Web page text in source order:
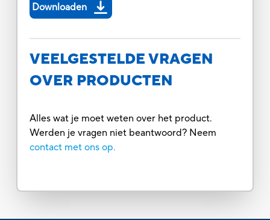
Downloaden
VEELGESTELDE VRAGEN
OVER PRODUCTEN
Alles wat je moet weten over het product.
Werden je vragen niet beantwoord? Neem
contact met ons op.